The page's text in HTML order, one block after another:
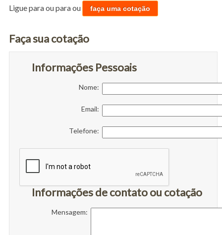
Ligue paraou paraou faça uma cotação
Faça sua cotação
Informações Pessoais
Nome:
Email:
Telefone:
Informações de contato ou cotação
Mensagem: